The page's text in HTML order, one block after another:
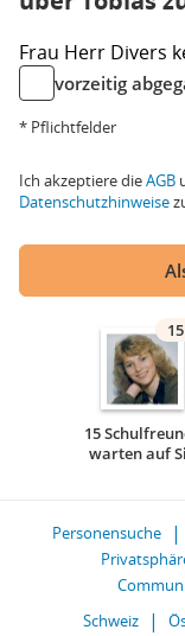
Frau Herr Divers
vorzeitig
* Pflichtfelder
Ich akzeptiere dieAGB
Datenschutzhinweise
15
15
warten auf
Personensuche
Schweiz